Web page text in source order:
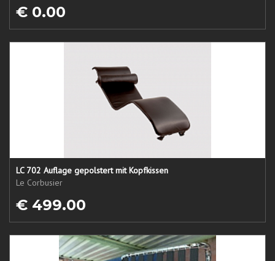
€ 0.00
LC 702 Auflage gepolstert mit Kopfkissen
Le Corbusier
€ 499.00